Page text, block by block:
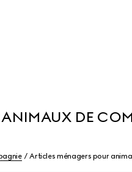
DE
Articles ménagers pour